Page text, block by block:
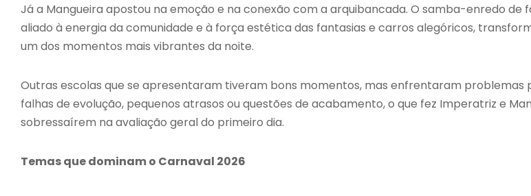
Já a Mangueira apostou na emoção e na conexão com a arquibancada. O samba-enredo de
aliado à energia da comunidade e à força estética das fantasias e carros alegóricos,
um dos momentos mais vibrantes da noite.
Outras escolas que se apresentaram tiveram bons momentos, mas enfrentaram problemas
falhas de evolução, pequenos atrasos ou questões de acabamento, o que fez Imperatriz e
sobressaírem na avaliação geral do primeiro dia.
Temas que dominam o Carnaval 2026